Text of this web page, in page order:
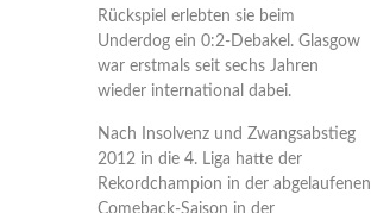
Rückspiel erlebten sie beim
Underdog ein 0:2-Debakel. Glasgow
war erstmals seit sechs Jahren
wieder international dabei.
Nach Insolvenz und Zwangsabstieg
2012 in die 4. Liga hatte der
Rekordchampion in der abgelaufenen
Comeback-Saison in der